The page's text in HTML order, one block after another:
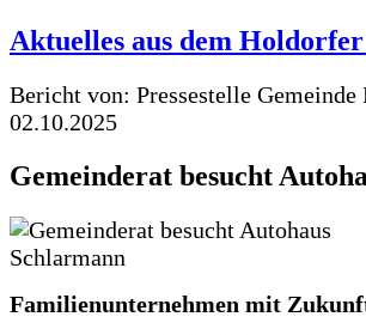
Aktuelles aus dem
Bericht von: Pressestelle
02.10.2025
Gemeinderat besucht
Familienunternehmen mit